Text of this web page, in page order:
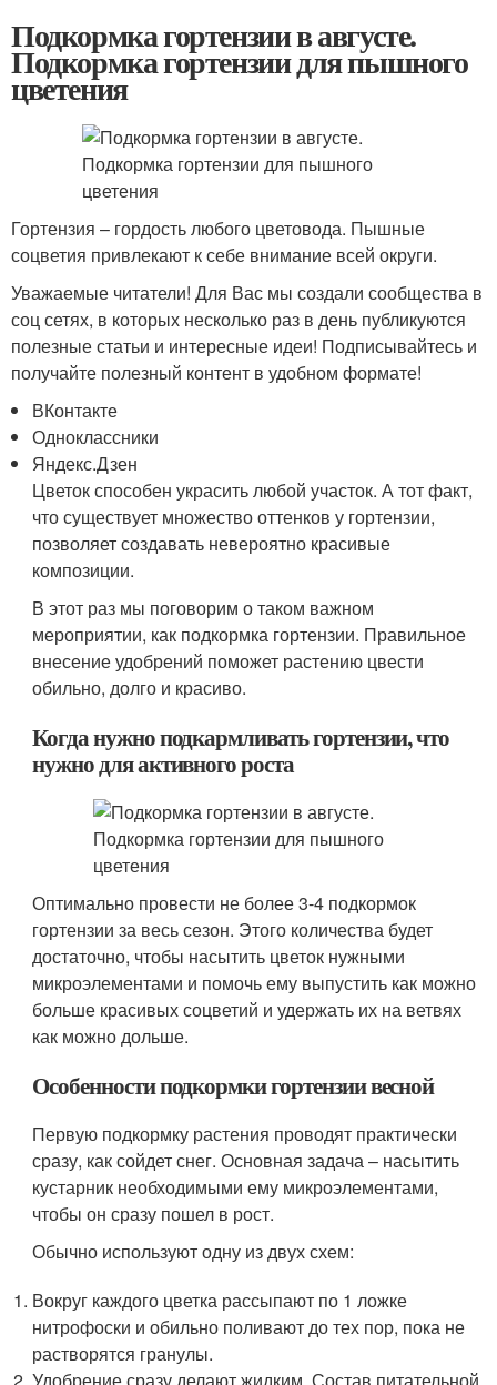
Подкормка гортензии в августе.
Подкормка гортензии для пышного
цветения
Гортензия – гордость любого цветовода. Пышные
соцветия привлекают к себе внимание всей округи.
Уважаемые читатели! Для Вас мы создали сообщества в
соц сетях, в которых несколько раз в день публикуются
полезные статьи и интересные идеи! Подписывайтесь и
получайте полезный контент в удобном формате!
ВКонтакте
Одноклассники
Яндекс.Дзен
Цветок способен украсить любой участок. А тот факт,
что существует множество оттенков у гортензии,
позволяет создавать невероятно красивые
композиции.
В этот раз мы поговорим о таком важном
мероприятии, как подкормка гортензии. Правильное
внесение удобрений поможет растению цвести
обильно, долго и красиво.
Когда нужно подкармливать гортензии, что
нужно для активного роста
Оптимально провести не более 3-4 подкормок
гортензии за весь сезон. Этого количества будет
достаточно, чтобы насытить цветок нужными
микроэлементами и помочь ему выпустить как можно
больше красивых соцветий и удержать их на ветвях
как можно дольше.
Особенности подкормки гортензии весной
Первую подкормку растения проводят практически
сразу, как сойдет снег. Основная задача – насытить
кустарник необходимыми ему микроэлементами,
чтобы он сразу пошел в рост.
Обычно используют одну из двух схем:
Вокруг каждого цветка рассыпают по 1 ложке
нитрофоски и обильно поливают до тех пор, пока не
растворятся гранулы.